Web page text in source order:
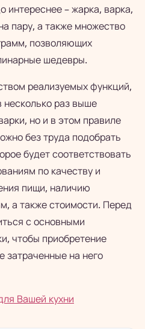
интереснее – жарка, варка,
пару, а также множество
позволяющих
шедевры.
реализуемых функций,
несколько раз выше
но и в этом правиле
без труда подобрать
будет соответствовать
по качеству и
пищи, наличию
а также стоимости. Перед
с основными
чтобы приобретение
затраченные на него
Вашей кухни